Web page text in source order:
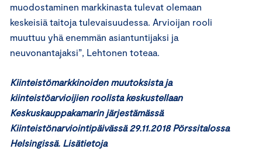
muodostaminen markkinasta tulevat olemaan
keskeisiä taitoja tulevaisuudessa. Arvioijan rooli
muuttuu yhä enemmän asiantuntijaksi ja
neuvonantajaksi”, Lehtonen toteaa.
Kiinteistömarkkinoiden muutoksista ja
kiinteistöarvioijien roolista keskustellaan
Keskuskauppakamarin järjestämässä
Kiinteistönarviointipäivässä 29.11.2018 Pörssitalossa
Helsingissä. Lisätietoja